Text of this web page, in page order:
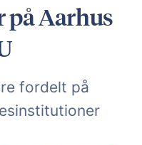
på Aarhus
fordelt på